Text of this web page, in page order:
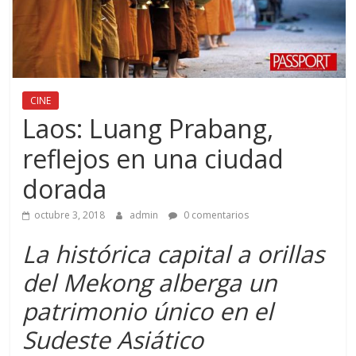
CINE
Laos: Luang Prabang,
reflejos en una ciudad
dorada
octubre 3, 2018 admin 0 comentarios
La histórica capital a orillas
del Mekong alberga un
patrimonio único en el
Sudeste Asiático